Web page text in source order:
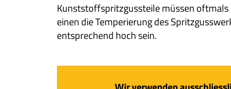
Kunststoffspritzgussteile müssen
einen die Temperierung des
entsprechend hoch sein.